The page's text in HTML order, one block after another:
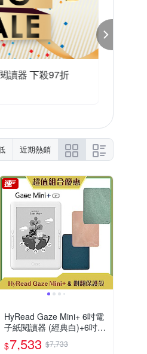
讀器 下殺97折
近期熱銷
HyRead Gaze Mini+ 6吋電
子紙閱讀器 (經典白)+6吋側
翻保護殼
$7,533 $7,733